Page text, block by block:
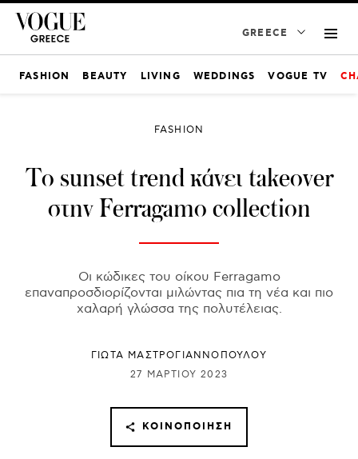
GREECE
FASHION BEAUTY LIVING WEDDINGS VOGUE TV
FASHION
Το sunset trend κάνει takeover
στην Ferragamo collection
Οι κώδικες του οίκου Ferragamo
επαναπροσδιορίζονται μιλώντας πια τη νέα και πιο
χαλαρή γλώσσα της πολυτέλειας.
ΓΙΩΤΑ ΜΑΣΤΡΟΓΙΑΝΝΟΠΟΥΛΟΥ
27 ΜΑΡΤΊΟΥ 2023
ΚΟΙΝΟΠΟΊΗΣΗ